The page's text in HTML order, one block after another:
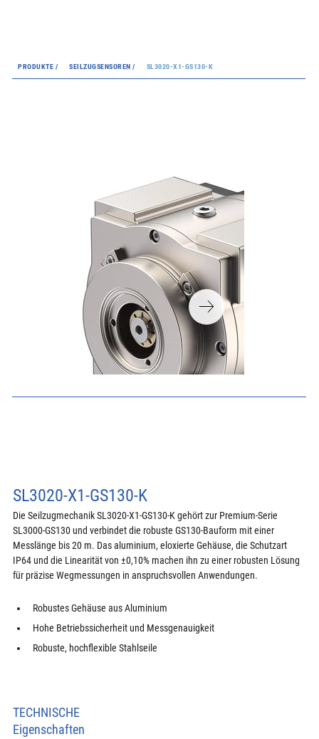
PRODUKTE / SEILZUGSENSOREN / SL3020-X1-GS130-K
SL3020-X1-GS130-K
Die Seilzugmechanik SL3020-X1-GS130-K gehört zur Premium-Serie
SL3000-GS130 und verbindet die robuste GS130-Bauform mit einer
Messlänge bis 20 m. Das aluminium, eloxierte Gehäuse, die Schutzart
IP64 und die Linearität von ±0,10% machen ihn zu einer robusten Lösung
für präzise Wegmessungen in anspruchsvollen Anwendungen.
Robustes Gehäuse aus Aluminium
Hohe Betriebssicherheit und Messgenauigkeit
Robuste, hochflexible Stahlseile
TECHNISCHE
Eigenschaften